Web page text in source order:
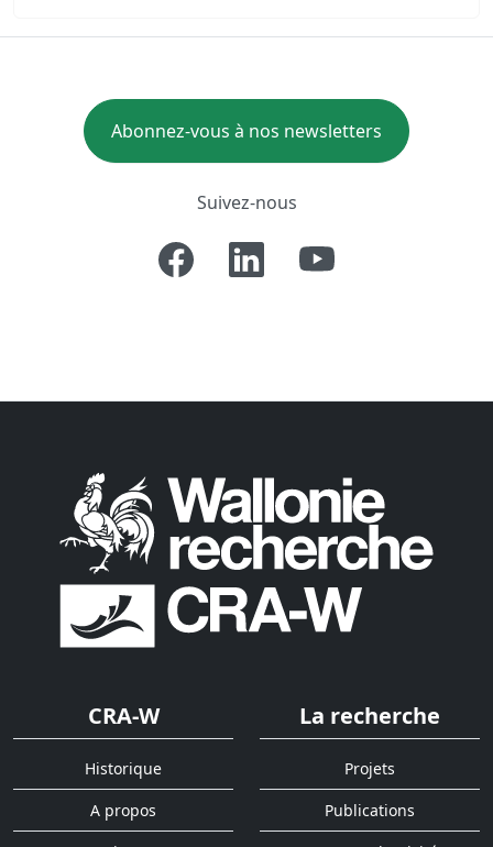
Abonnez-vous à nos newsletters
Suivez-nous
CRA-W
Historique
A propos
La recherche
Projets
Publications